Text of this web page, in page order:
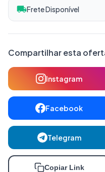
Frete Disponível
Compartilhar esta
Instagram
Facebook
Telegram
Copiar Link